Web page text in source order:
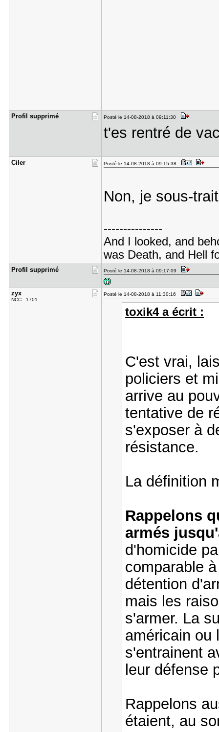
Profil sup​primé Posté le 14-08-2018 à 09:11:30
t'es rentré de
Ciler Posté le 14-08-2018 à 09:15:38
Non, je sous-
---------------
And I looked, and
was Death, and Hell
Profil sup​primé Posté le 14-08-2018 à 09:17:09
zyx
NCC - 1701
Posté le 14-08-2018 à 11:30:16
toxik4 a écrit :
C'est vrai,
policiers et
arrive au
tentative de
s'exposer à
résistance.
La définition
Rappelons
armés
d'homicide
comparable
détention
mais les
s'armer. La
américain ou
s'entrainent
leur défense
Rappelons
étaient, au